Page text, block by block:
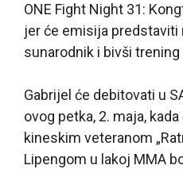
ONE Fight Night 31:
jer će emisija predstaviti
sunarodnik i bivši
Gabrijel će debitovati u
ovog petka, 2. maja,
kineskim veteranom
Lipengom u lakoj MMA